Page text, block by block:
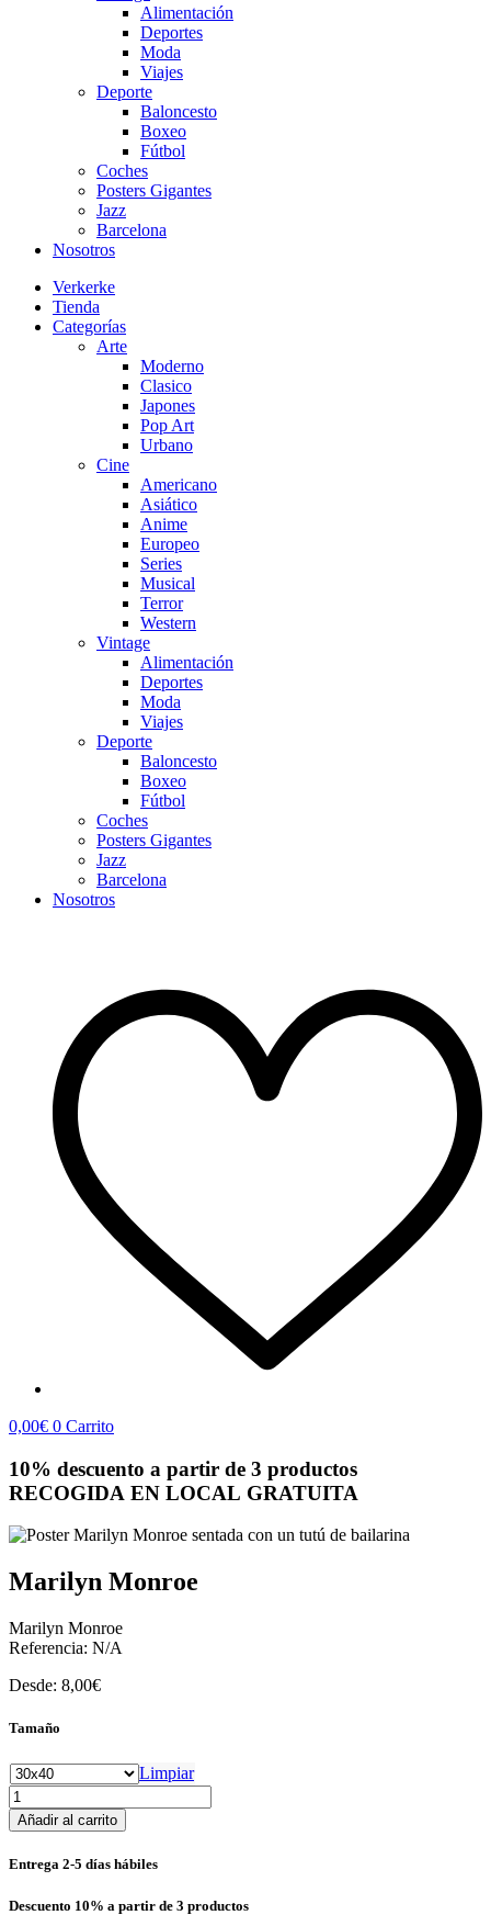
Alimentación
Deportes
Moda
Viajes
Deporte
Baloncesto
Boxeo
Fútbol
Coches
Posters Gigantes
Jazz
Barcelona
Nosotros
Verkerke
Tienda
Categorías
Arte
Moderno
Clasico
Japones
Pop Art
Urbano
Cine
Americano
Asiático
Anime
Europeo
Series
Musical
Terror
Western
Vintage
Alimentación
Deportes
Moda
Viajes
Deporte
Baloncesto
Boxeo
Fútbol
Coches
Posters Gigantes
Jazz
Barcelona
Nosotros
0,00€ 0 Carrito
10% descuento a partir de 3 productos
RECOGIDA EN LOCAL GRATUITA
Marilyn Monroe
Marilyn Monroe
Referencia: N/A
Desde: 8,00€
Tamaño
Limpiar
Marilyn
Monroe
cantidad
Añadir al carrito
Entrega 2-5 días hábiles
Descuento 10% a partir de 3 productos